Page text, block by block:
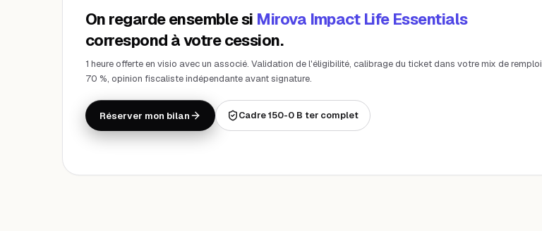
On regarde ensemble si Mirova Impact Life Essentials
correspond à votre cession.
1 heure offerte en visio avec un associé. Validation de l'éligibilité, calibrage du ticket dans votre mix de remploi
70 %, opinion fiscaliste indépendante avant signature.
Réserver mon bilan Cadre 150-0 B ter complet